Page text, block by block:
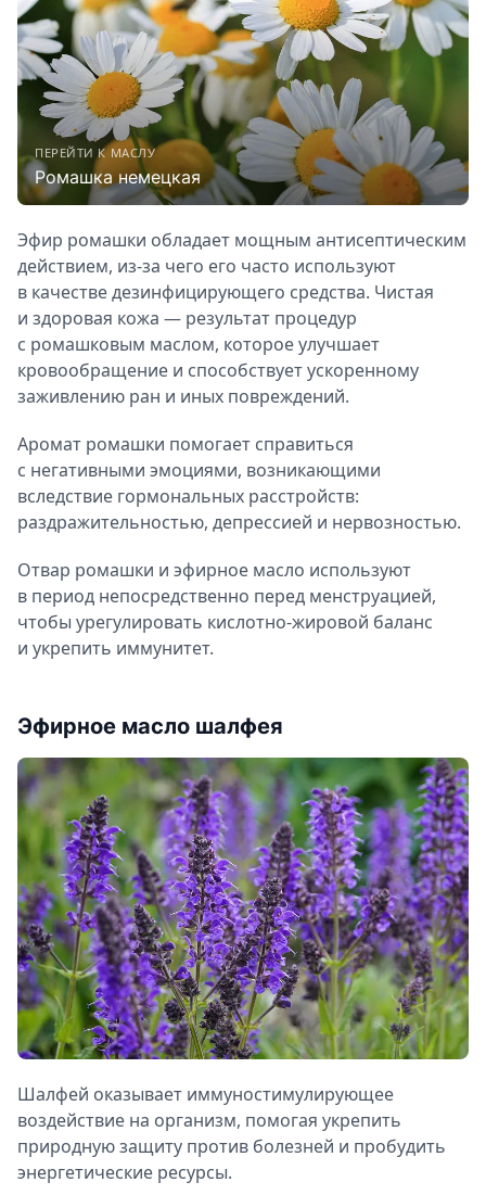
ПЕРЕЙТИ К МАСЛУ
Ромашка немецкая
Эфир ромашки обладает мощным антисептическим
действием, из-за чего его часто используют
в качестве дезинфицирующего средства. Чистая
и здоровая кожа — результат процедур
с ромашковым маслом, которое улучшает
кровообращение и способствует ускоренному
заживлению ран и иных повреждений.
Аромат ромашки помогает справиться
с негативными эмоциями, возникающими
вследствие гормональных расстройств:
раздражительностью, депрессией и нервозностью.
Отвар ромашки и эфирное масло используют
в период непосредственно перед менструацией,
чтобы урегулировать кислотно-жировой баланс
и укрепить иммунитет.
Эфирное масло шалфея
Шалфей оказывает иммуностимулирующее
воздействие на организм, помогая укрепить
природную защиту против болезней и пробудить
энергетические ресурсы.